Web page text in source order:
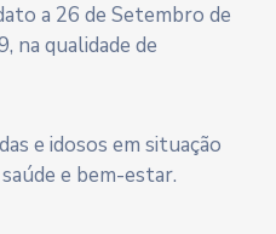
a 26 de Setembro de
na qualidade de
e idosos em situação
e bem-estar.